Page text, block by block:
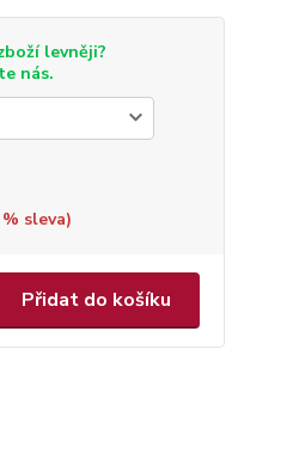
levněji?
nás.
sleva)
Přidat do košíku